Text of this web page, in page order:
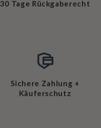
30 Tage Rückgaberecht
Sichere Zahlung +
Käuferschutz